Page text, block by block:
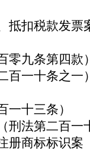
抵扣税款发票
零九条第四款
百一十条之一
一十三条）
刑法第二百一
册商标标识案